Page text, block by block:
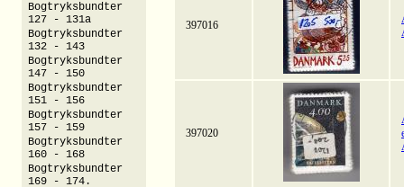
397016
397020
Bogtryksbundter
127 - 131a
Bogtryksbundter
132 - 143
Bogtryksbundter
147 - 150
Bogtryksbundter
151 - 156
Bogtryksbundter
157 - 159
Bogtryksbundter
160 - 168
Bogtryksbundter
169 - 174.